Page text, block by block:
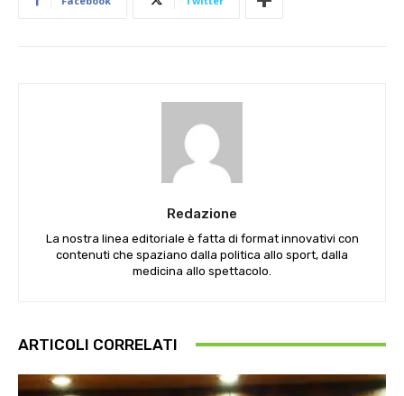
Redazione
La nostra linea editoriale è fatta di format innovativi con
contenuti che spaziano dalla politica allo sport, dalla
medicina allo spettacolo.
ARTICOLI CORRELATI